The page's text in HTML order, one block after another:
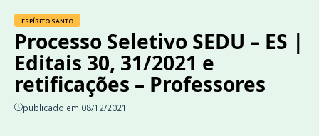
ESPÍRITO SANTO
Processo Seletivo SEDU – ES |
Editais 30, 31/2021 e
retificações – Professores
publicado em 08/12/2021